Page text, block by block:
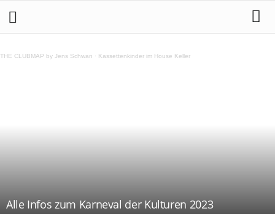
THE CLUBMAP by Jens Schwan · Kassettenkinder im House Keller
Alle Infos zum Karneval der Kulturen 2023